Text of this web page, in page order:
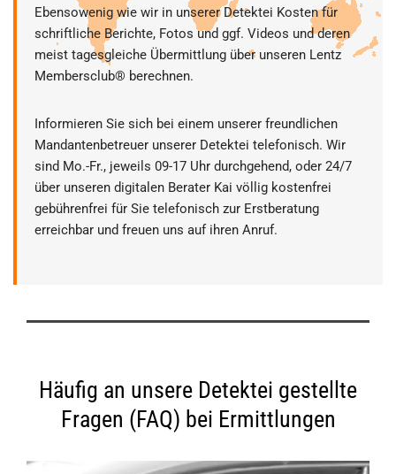
Ebensowenig wie wir in unserer Detektei Kosten für
schriftliche Berichte, Fotos und ggf. Videos und deren
meist tagesgleiche Übermittlung über unseren Lentz
Membersclub® berechnen.
Informieren Sie sich bei einem unserer freundlichen
Mandantenbetreuer unserer Detektei telefonisch. Wir
sind Mo.-Fr., jeweils 09-17 Uhr durchgehend, oder 24/7
über unseren digitalen Berater Kai völlig kostenfrei
gebührenfrei für Sie telefonisch zur Erstberatung
erreichbar und freuen uns auf ihren Anruf.
Häufig an unsere Detektei gestellte
Fragen (FAQ) bei Ermittlungen